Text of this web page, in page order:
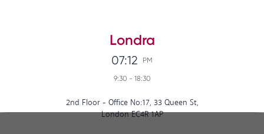
Londra
07:12 PM
9:30 - 18:30
2nd Floor - Office No:17, 33 Queen St,
London EC4R 1AP